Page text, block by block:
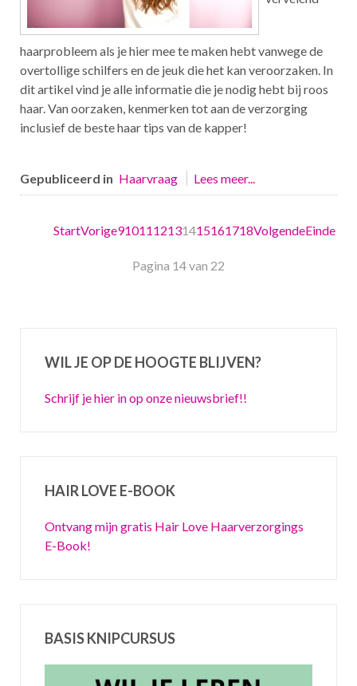
haarprobleem als je hier mee te maken hebt vanwege de
overtollige schilfers en de jeuk die het kan veroorzaken. In
dit artikel vind je alle informatie die je nodig hebt bij roos
haar. Van oorzaken, kenmerken tot aan de verzorging
inclusief de beste haar tips van de kapper!
Gepubliceerd in Haarvraag Lees meer...
StartVorige9101112131415161718VolgendeEinde
Pagina 14 van 22
WIL JE OP DE HOOGTE BLIJVEN?
Schrijf je hier in op onze nieuwsbrief!!
HAIR LOVE E-BOOK
Ontvang mijn gratis Hair Love Haarverzorgings
E-Book!
BASIS KNIPCURSUS